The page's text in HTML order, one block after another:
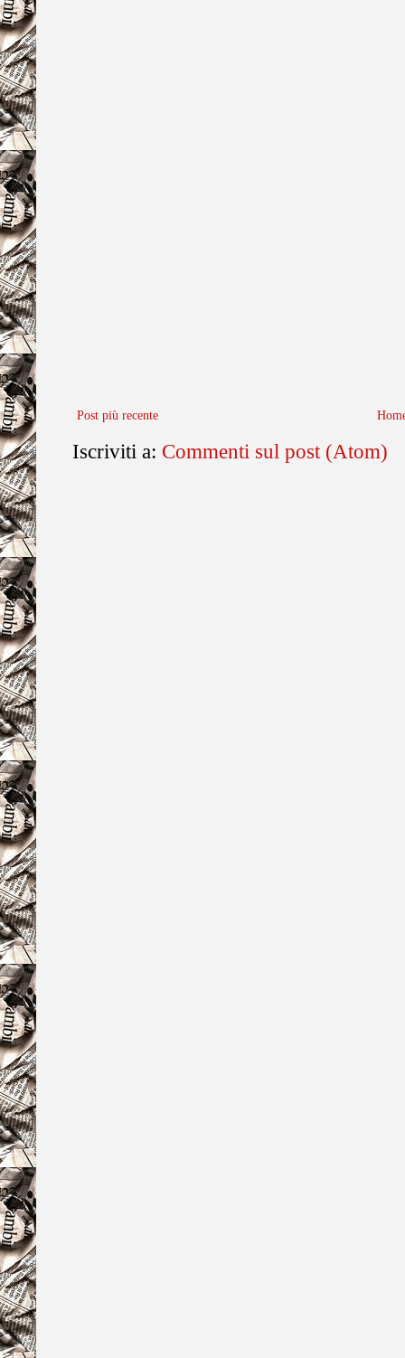
Post più recente
Iscriviti a: Commenti sul post (Atom)